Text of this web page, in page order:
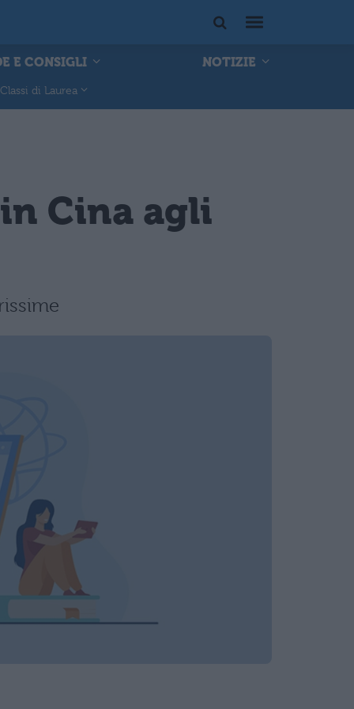
E CONSIGLI NOTIZIE
Classi di Laurea
Cina agli